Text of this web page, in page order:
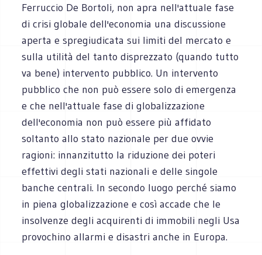
Ferruccio De Bortoli, non apra nell'attuale fase
di crisi globale dell'economia una discussione
aperta e spregiudicata sui limiti del mercato e
sulla utilità del tanto disprezzato (quando tutto
va bene) intervento pubblico. Un intervento
pubblico che non può essere solo di emergenza
e che nell'attuale fase di globalizzazione
dell'economia non può essere più affidato
soltanto allo stato nazionale per due ovvie
ragioni: innanzitutto la riduzione dei poteri
effettivi degli stati nazionali e delle singole
banche centrali. In secondo luogo perché siamo
in piena globalizzazione e così accade che le
insolvenze degli acquirenti di immobili negli Usa
provochino allarmi e disastri anche in Europa.